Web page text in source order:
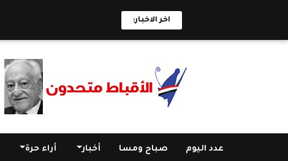
اخر الاخبار:
عدد اليوم صباح ومسا أخبار أراء حرة